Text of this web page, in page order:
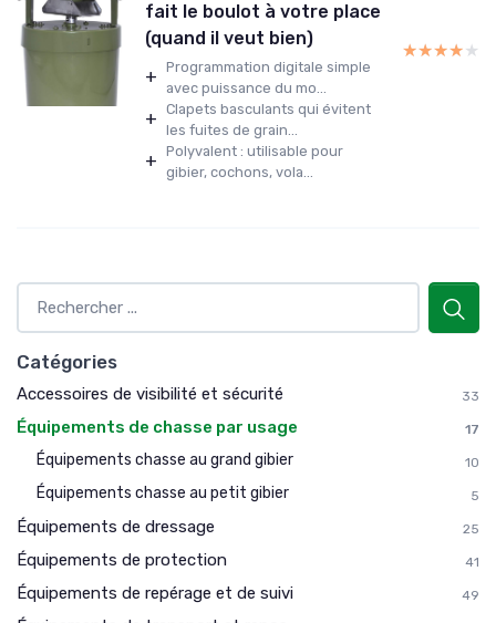
fait le boulot à votre place
(quand il veut bien)
+ Programmation digitale simple
avec puissance du mo...
+ Clapets basculants qui évitent
les fuites de grain...
+ Polyvalent : utilisable pour
gibier, cochons, vola...
★★★★★
★★★★★
Catégories
Accessoires de visibilité et sécurité 33
Équipements de chasse par usage 17
Équipements chasse au grand gibier 10
Équipements chasse au petit gibier 5
Équipements de dressage 25
Équipements de protection 41
Équipements de repérage et de suivi 49